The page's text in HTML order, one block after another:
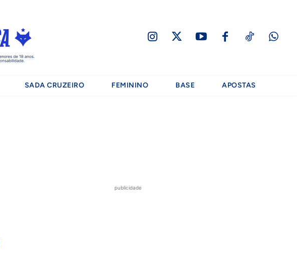
SADA CRUZEIRO FEMININO BASE APOSTAS
publicidade